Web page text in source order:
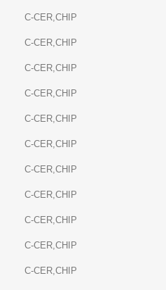
C-CER,CHIP
C-CER,CHIP
C-CER,CHIP
C-CER,CHIP
C-CER,CHIP
C-CER,CHIP
C-CER,CHIP
C-CER,CHIP
C-CER,CHIP
C-CER,CHIP
C-CER,CHIP